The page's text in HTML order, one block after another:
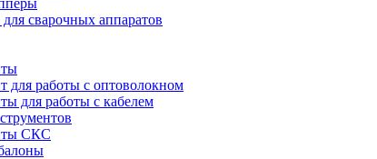
сварочных аппаратов
для работы с оптоволокном
для работы с кабелем
СКС